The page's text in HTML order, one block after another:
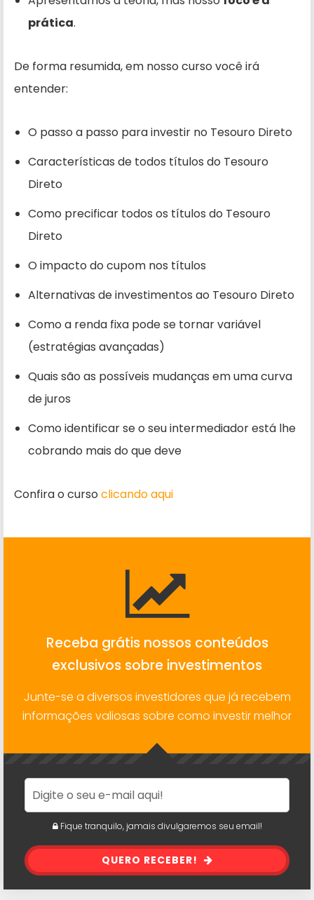
prática.
De forma resumida, em nosso curso você irá
entender:
O passo a passo para investir no Tesouro Direto
Características de todos títulos do Tesouro
Direto
Como precificar todos os títulos do Tesouro
Direto
O impacto do cupom nos títulos
Alternativas de investimentos ao Tesouro Direto
Como a renda fixa pode se tornar variável
(estratégias avançadas)
Quais são as possíveis mudanças em uma curva
de juros
Como identificar se o seu intermediador está lhe
cobrando mais do que deve
Confira o curso clicando aqui
Receba grátis nossos conteúdos
exclusivos sobre investimentos
Junte-se a diversos investidores que já recebem
informações valiosas sobre como investir melhor
Fique tranquilo, jamais divulgaremos seu email!
QUERO RECEBER!